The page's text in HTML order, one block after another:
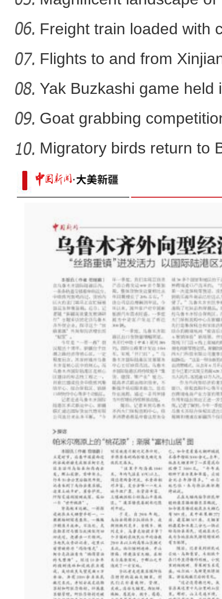
实拍新疆科桑溶洞国家森
La
Freight train loaded with
Flights to and from
Yak Buzkashi game held
Goat grabbing
Migratory birds return to